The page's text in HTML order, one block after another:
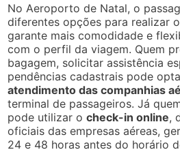
No Aeroporto de Natal, o
diferentes opções para realizar
garante mais comodidade e
com o perfil da viagem. Quem
bagagem, solicitar assistência
pendências cadastrais pode
atendimento das companhias
terminal de passageiros. Já
pode utilizar ocheck-in online,
oficiais das empresas aéreas,
24 e 48 horas antes do horário